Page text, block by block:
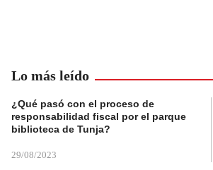
Lo más leído
¿Qué pasó con el proceso de
responsabilidad fiscal por el parque
biblioteca de Tunja?
29/08/2023